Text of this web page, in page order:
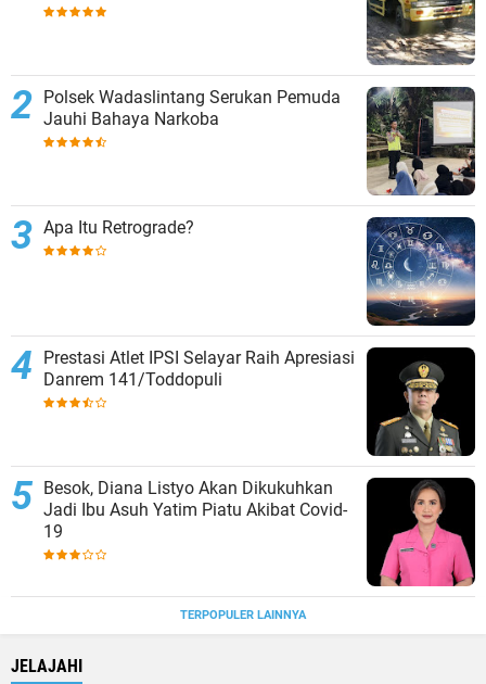
Polsek Wadaslintang Serukan Pemuda
Jauhi Bahaya Narkoba
Apa Itu Retrograde?
Prestasi Atlet IPSI Selayar Raih Apresiasi
Danrem 141/Toddopuli
Besok, Diana Listyo Akan Dikukuhkan
Jadi Ibu Asuh Yatim Piatu Akibat Covid-
19
TERPOPULER LAINNYA
JELAJAHI